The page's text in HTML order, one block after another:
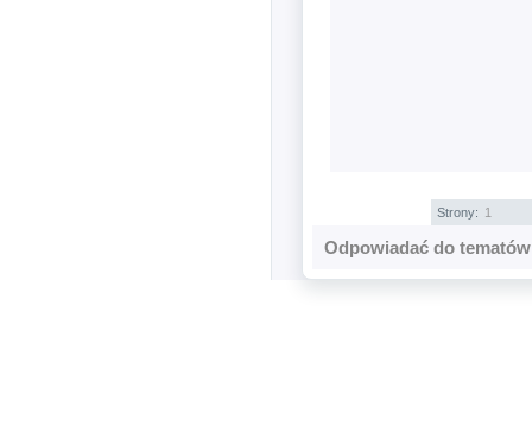
Strony: 1
Odpowiadać do